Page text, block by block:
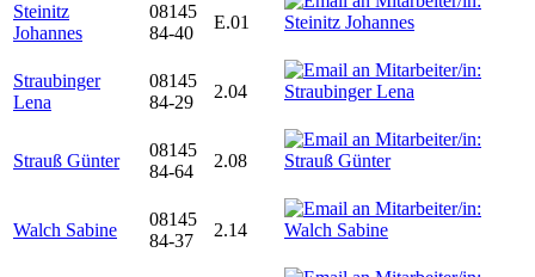
Steinitz
Johannes
08145
84-40
E.01
Straubinger
Lena
08145
84-29
2.04
Strauß Günter
08145
84-64
2.08
Walch Sabine
08145
84-37
2.14